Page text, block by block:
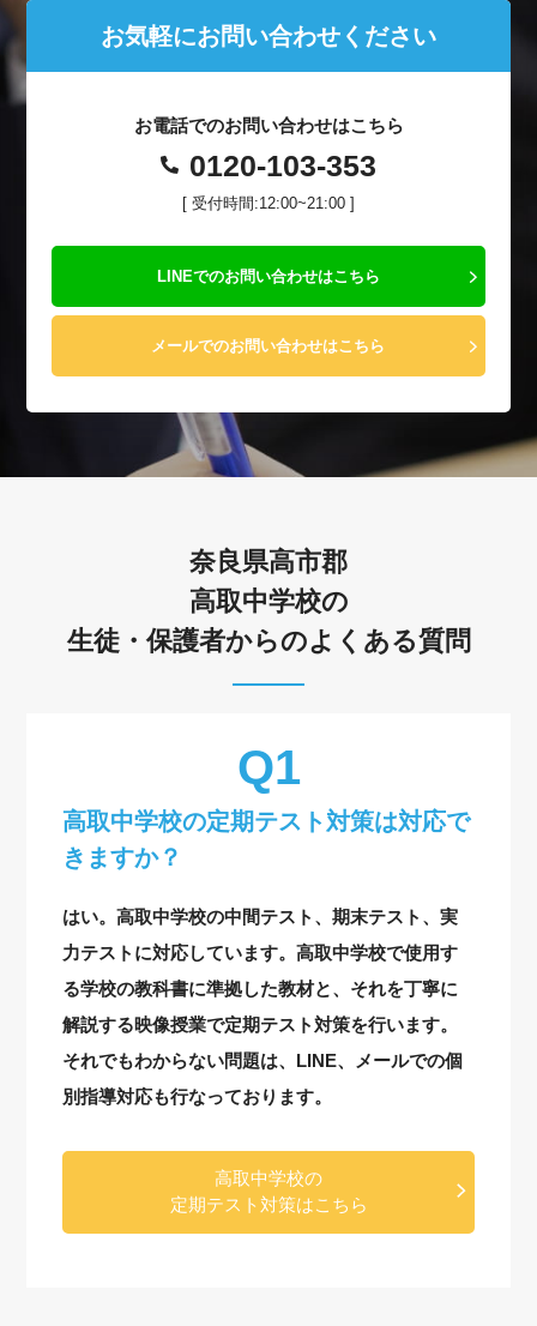
お気軽にお問い合わせください
お電話でのお問い合わせはこちら
0120-103-353
[ 受付時間:12:00~21:00 ]
LINEでのお問い合わせはこちら
メールでのお問い合わせはこちら
奈良県高市郡
高取中学校の
生徒・保護者からのよくある質問
高取中学校の定期テスト対策は対応で
きますか？
はい。高取中学校の中間テスト、期末テスト、実
力テストに対応しています。高取中学校で使用す
る学校の教科書に準拠した教材と、それを丁寧に
解説する映像授業で定期テスト対策を行います。
それでもわからない問題は、LINE、メールでの個
別指導対応も行なっております。
高取中学校の
定期テスト対策はこちら